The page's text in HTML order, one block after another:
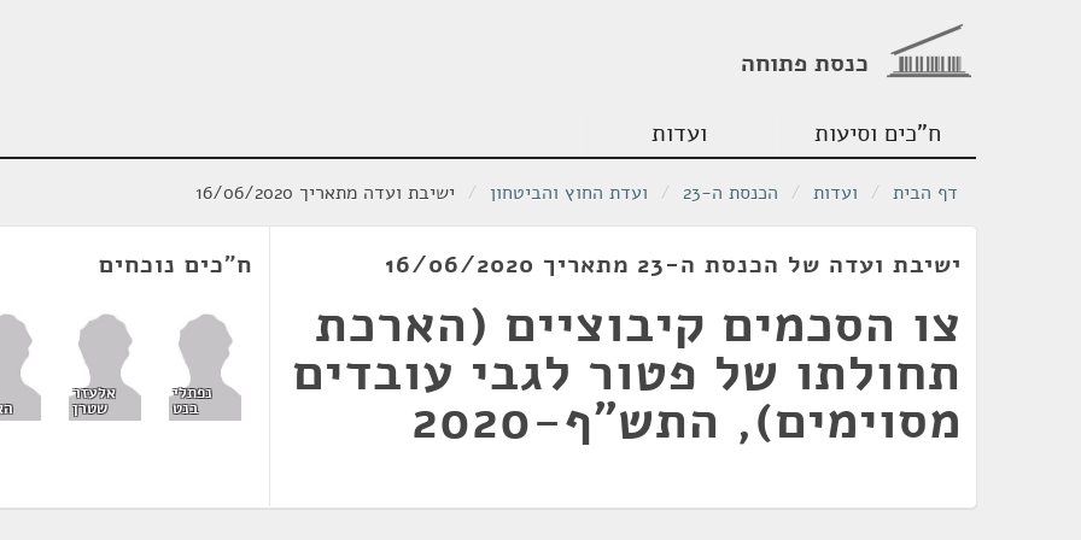
כנסת פתוחה
ח"כים וסיעות ועדות
דף הבית / ועדות / הכנסת ה-23 / ועדת החוץ והביטחון / ישיבת ועדה מתאריך 16/06/2020
ישיבת ועדה של הכנסת ה-23 מתאריך 16/06/2020
צו הסכמים קיבוציים (הארכת
תחולתו של פטור לגבי עובדים
מסוימים), התש"ף-2020
ח"כים נוכחים
נפתלי
בנט
אלעזר
שטרן